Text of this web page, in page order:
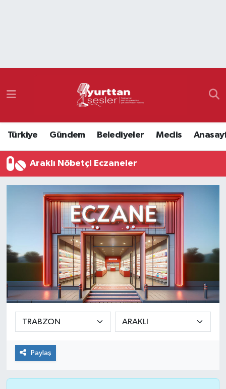
Türkiye Gündem Belediyeler Meclis
Araklı Nöbetçi Eczaneler
Paylaş
Namaz Vakitleri
Süper Lig Puan Durumu ve Fikstür
Tüm Manşetler
Son Dakika Haberleri
Haber Arşivi